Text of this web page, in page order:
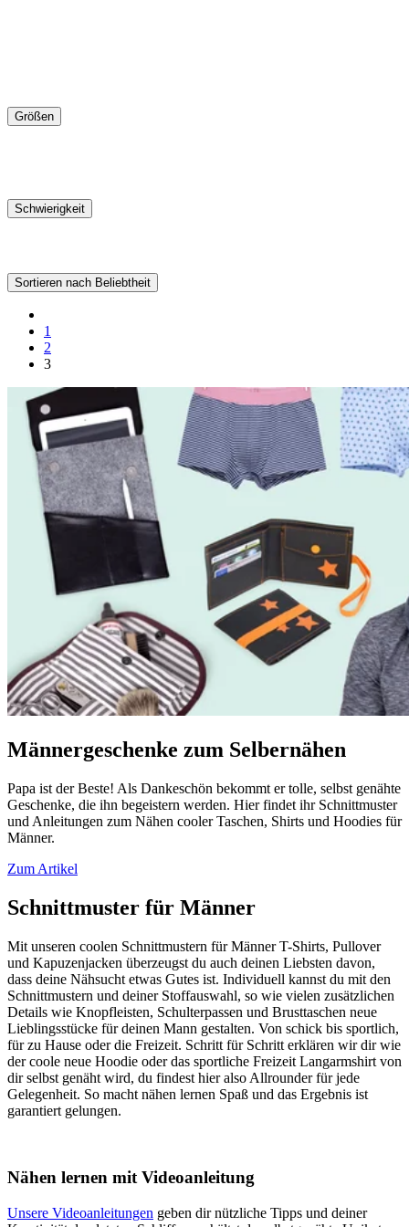
Größen
Schwierigkeit
Sortieren nach Beliebtheit
Seite
Seite
Seite
1
Seite
2
3
Männergeschenke zum Selbernähen
Papa ist der Beste! Als Dankeschön bekommt er tolle, selbst genähte
Geschenke, die ihn begeistern werden. Hier findet ihr Schnittmuster
und Anleitungen zum Nähen cooler Taschen, Shirts und Hoodies für
Männer.
Zum Artikel
Schnittmuster für Männer
Mit unseren coolen Schnittmustern für Männer T-Shirts, Pullover
und Kapuzenjacken überzeugst du auch deinen Liebsten davon,
dass deine Nähsucht etwas Gutes ist. Individuell kannst du mit den
Schnittmustern und deiner Stoffauswahl, so wie vielen zusätzlichen
Details wie Knopfleisten, Schulterpassen und Brusttaschen neue
Lieblingsstücke für deinen Mann gestalten. Von schick bis sportlich,
für zu Hause oder die Freizeit. Schritt für Schritt erklären wir dir wie
der coole neue Hoodie oder das sportliche Freizeit Langarmshirt von
dir selbst genäht wird, du findest hier also Allrounder für jede
Gelegenheit. So macht nähen lernen Spaß und das Ergebnis ist
garantiert gelungen.
Nähen lernen mit Videoanleitung
Unsere Videoanleitungen geben dir nützliche Tipps und deiner